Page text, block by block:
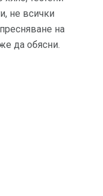
не всички
на
да обясни.